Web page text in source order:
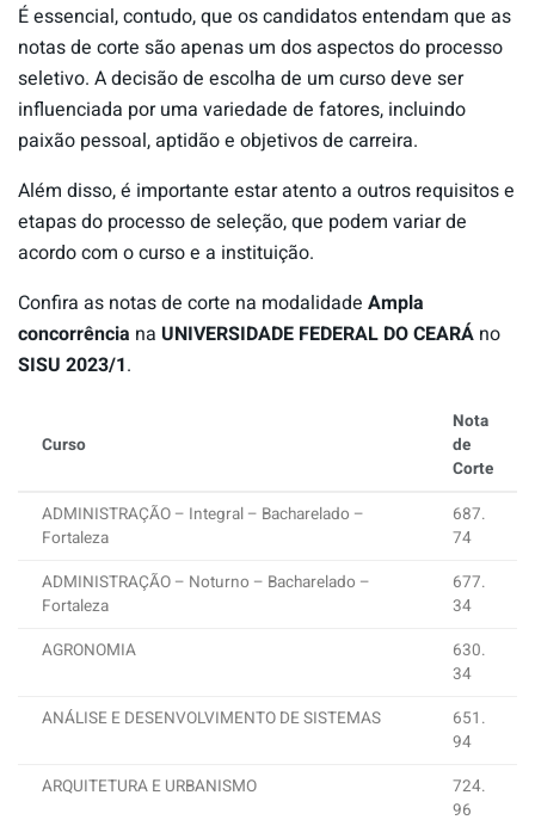
É essencial, contudo, que os candidatos entendam que as
notas de corte são apenas um dos aspectos do processo
seletivo. A decisão de escolha de um curso deve ser
influenciada por uma variedade de fatores, incluindo
paixão pessoal, aptidão e objetivos de carreira.
Além disso, é importante estar atento a outros requisitos e
etapas do processo de seleção, que podem variar de
acordo com o curso e a instituição.
Confira as notas de corte na modalidade Ampla
concorrência na UNIVERSIDADE FEDERAL DO CEARÁ no
SISU 2023/1.
Curso
Nota
de
Corte
ADMINISTRAÇÃO – Integral – Bacharelado –
Fortaleza
687.
74
ADMINISTRAÇÃO – Noturno – Bacharelado –
Fortaleza
677.
34
AGRONOMIA
630.
34
ANÁLISE E DESENVOLVIMENTO DE SISTEMAS
651.
94
ARQUITETURA E URBANISMO
724.
96